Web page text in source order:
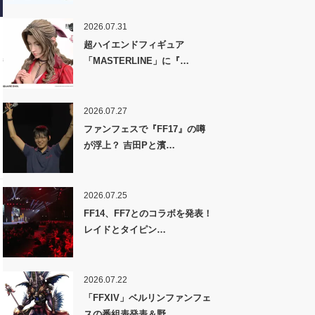
2026.07.31
超ハイエンドフィギュア
「MASTERLINE」に『…
2026.07.27
ファンフェスで『FF17』の噂
が浮上？ 吉田Pと濱…
2026.07.25
FF14、FF7とのコラボを発表！
レイドとタイピン…
2026.07.22
「FFXIV」ベルリンファンフェ